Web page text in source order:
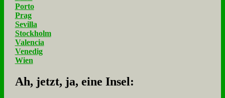
Porto
Prag
Sevilla
Stockholm
Valencia
Venedig
Wien
Ah, jetzt, ja, ei­ne In­sel: